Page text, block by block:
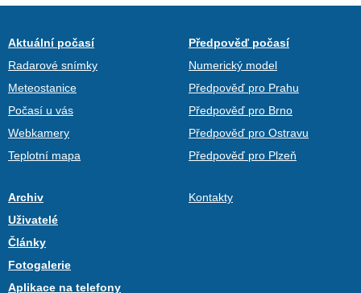
Aktuální počasí
Radarové snímky
Meteostanice
Počasí u vás
Webkamery
Teplotní mapa
Předpověď počasí
Numerický model
Předpověď pro Prahu
Předpověď pro Brno
Předpověď pro Ostravu
Předpověď pro Plzeň
Archiv
Uživatelé
Články
Fotogalerie
Aplikace na telefony
Kontakty